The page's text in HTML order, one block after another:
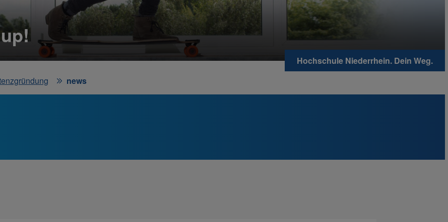
Hochschule Niederrhein. Dein Weg.
news